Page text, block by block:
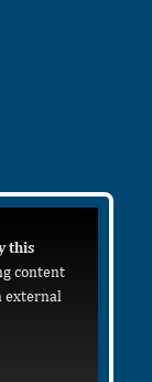
this
content
external